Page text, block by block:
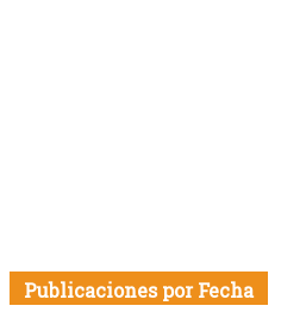
Publicaciones por Fecha